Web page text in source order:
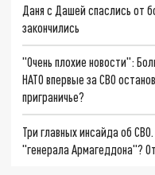
Даня с Дашей спаслись от
закончились
"Очень плохие новости":
НАТО впервые за СВО
приграничье?
Три главных инсайда об
"генерала Армагеддона"?